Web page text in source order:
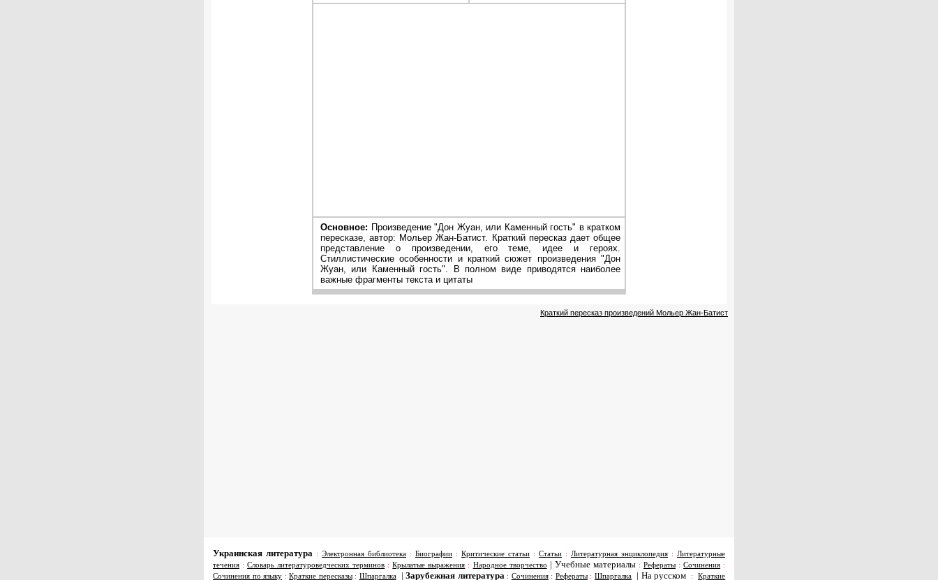
Основное: Произведение "Дон Жуан, или Каменный гость" в кратком
пересказе, автор: Мольер Жан-Батист. Краткий пересказ дает общее
представление о произведении, его теме, идее и героях.
Стиллистические особенности и краткий сюжет произведения "Дон
Жуан, или Каменный гость". В полном виде приводятся наиболее
важные фрагменты текста и цитаты
Краткий пересказ произведений Мольер Жан-Батист
Украинская литература : Электронная библиотека : Биографии : Критические статьи : Статьи : Литературная энциклопедия : Литературные
течения :Словарь литературоведческих терминов :Крылатые выражения : Народное творчество | Учебные материалы : Рефераты:Сочинения :
Сочинения по языку :Краткие пересказы: Шпаргалка | Зарубежная литература : Сочинения: Рефераты: Шпаргалка | На русском :Краткие